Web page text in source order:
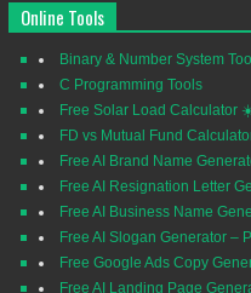
Online Tools
Binary & Number System
C Programming Tools
Free Solar Load Calculator
FD vs Mutual Fund
Free AI Brand Name
Free AI Resignation Letter
Free AI Business Name
Free AI Slogan Generator –
Free Google Ads Copy
Free AI Landing Page